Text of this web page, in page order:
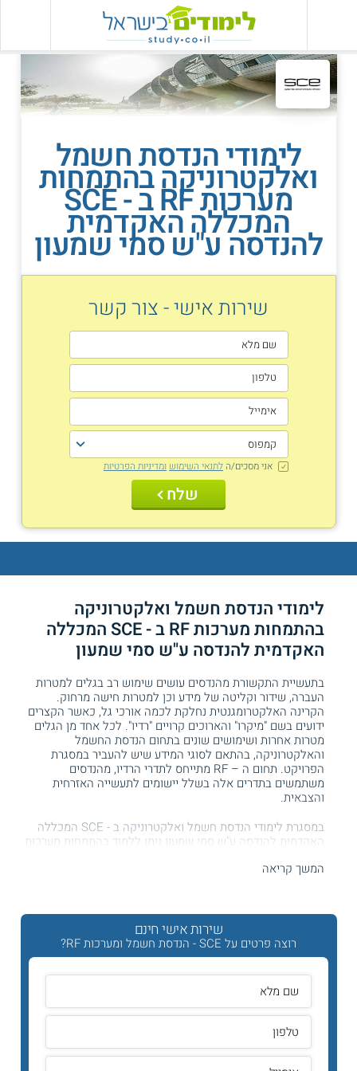
לימודי הנדסת חשמל
ואלקטרוניקה בהתמחות
מערכות RF ב - SCE
המכללה האקדמית
להנדסה ע"ש סמי שמעון
שירות אישי - צור קשר
אני מסכים/ה לתנאי השימוש ומדיניות הפרטיות
שלח
לימודי הנדסת חשמל ואלקטרוניקה
בהתמחות מערכות RF ב - SCE המכללה
האקדמית להנדסה ע"ש סמי שמעון
בתעשיית התקשורת מהנדסים עושים שימוש רב בגלים למטרות
העברה, שידור וקליטה של מידע וכן למטרות חישה מרחוק.
הקרינה האלקטרומגנטית נחלקת לכמה אורכי גל, כאשר הקצרים
ידועים בשם "מיקרו" והארוכים קרויים "רדיו". לכל אחד מן הגלים
מטרות אחרות ושימושים שונים בתחום הנדסת החשמל
והאלקטרוניקה, בהתאם לסוגי המידע שיש להעביר במסגרת
הפרויקט. תחום ה – RF מתייחס לתדרי הרדיו, מהנדסים
משתמשים בתדרים אלה בשלל יישומים לתעשייה האזרחית
והצבאית.
במסגרת לימודי הנדסת חשמל ואלקטרוניקה ב - SCE המכללה
האקדמית להנדסה ע"ש סמי שמעון ניתן ללמוד בהתמחות מערכות
בסיסיים שיכולים לסייע להכשרם כמהנדסי אנטנות ומיקרוגל. כמו
מקצועיות ולרכוש ידע החיוני לתפקידים הללו בתעשייה.
לימודי הנדסת חשמלמבוקשים במגוון אפיקים בתעשייה. הם
יכולים לשמש מתכננים ומפתחים של רכיבים אלקטרוניים, לתכנן
מערכות בקרה ותקשורת, לעסוק בפיתוח ויישום של מחשבים ועוד.
במוסד הלימוד שואפים להכשיר
להתמקצע בתחומים שיש להם ביקוש בתעשייה של היום, שבה
ישנו מחסור ניכר במהנדסי חשמל.
היכן לומדים?
המשך קריאה
שירות אישי חינם
רוצה פרטים על SCE - הנדסת חשמל ומערכות RF?